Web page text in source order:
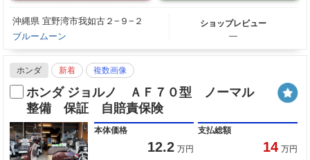
沖縄県 宜野湾市我如古２−９−２
ブルームーン
ショップレビュー
―
ホンダ 新着 複数画像
ホンダ ジョルノ ＡＦ７０型 ノーマル
整備 保証 自賠責保険
本体価格
12.2 万円
支払総額
14 万円